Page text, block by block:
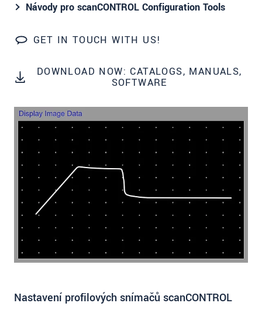
Návody pro scanCONTROL Configuration Tools
GET IN TOUCH WITH US!
DOWNLOAD NOW: CATALOGS, MANUALS,
SOFTWARE
Nastavení profilových snímačů scanCONTROL
* Povinné informace
prosím našeprohlášení o ochraně osobních údajů
ODOSLAŤ SPRÁVU